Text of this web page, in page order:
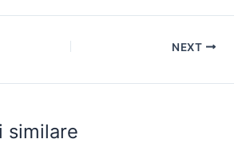
s
n
g
er
itt er
e
d ar
NEXT
similare